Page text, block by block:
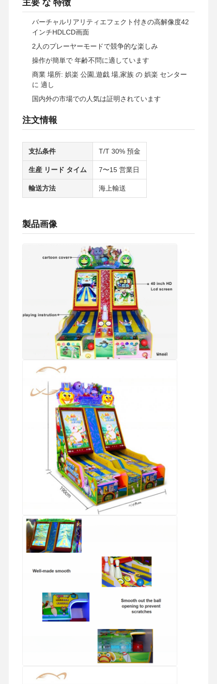
会社案内 品質管理
すべての場合
子供のゲーム機
ショッターアークードマシン
切符の買戻しのゲーム・マシン
爪のゲーム・マシン
バイクゲームシミュレーター
VR 360のシミュレーター
VRアーケードシューター
VRの映画館
バンパー・カー
vr レーシングシミュレーター
主要 な 特徴
バーチャルリアリティエフェクト付きの高解像度42
インチHDLCD画面
2人のプレーヤーモードで競争的な楽しみ
操作が簡単で 年齢不問に適しています
商業 場所: 娯楽 公園,遊戯 場,家族 の 娯楽 センター
に 適し
国内外の市場での人気は証明されています
注文情報
支払条件 T/T 30% 預金
生産 リード タイム 7〜15 営業日
輸送方法 海上輸送
製品画像